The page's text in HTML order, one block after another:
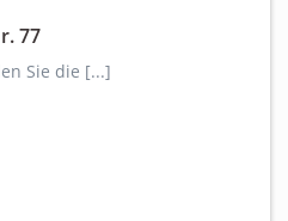
77
Sie die [...]